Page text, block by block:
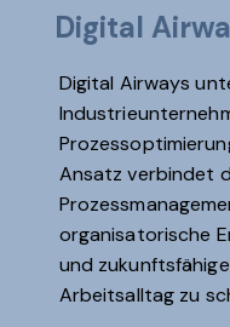
Digital Airways
Ansatz verbindet
organisatorische
und
Arbeitsalltag zu
Digital